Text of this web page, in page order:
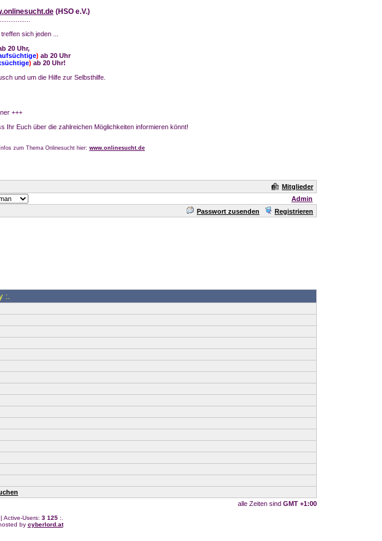
(HSO e.V.)
sich jeden ...
20 Uhr,
) ab 20 Uhr
) ab 20 Uhr!
und um die Hilfe zur Selbsthilfe.
+++
Ihr Euch über die zahlreichen Möglichkeiten informieren könnt!
zum Thema Onlinesucht hier: www.onlinesucht.de
Mitglieder
Admin
Passwort zusenden Registrieren
:.
alle Zeiten sind GMT +1:00
Active-Users: 3 125:.
by cyberlord.at